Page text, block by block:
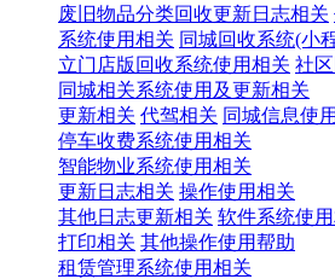
废旧物品分类回收更新日志相关
系统使用相关 同城回收系统(小
立门店版回收系统使用相关 社
同城相关系统使用及更新相关
更新相关 代驾相关 同城信息使
停车收费系统使用相关
智能物业系统使用相关
更新日志相关 操作使用相关
其他日志更新相关 软件系统使
打印相关 其他操作使用帮助
租赁管理系统使用相关